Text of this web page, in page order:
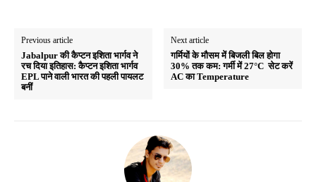
Previous article
Jabalpur की कैप्टन इशिता भार्गव ने
रच दिया इतिहास: कैप्टन इशिता भार्गव
EPL पाने वाली भारत की पहली पायलट
बनीं
Next article
गर्मियों के मौसम में बिजली बिल होगा
30% तक कम: गर्मी में 27°C सेट करें
AC का Temperature